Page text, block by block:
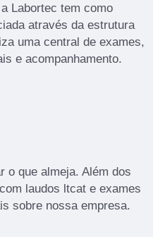
Labortec tem como
através da estrutura
uma central de exames,
e acompanhamento.
o que almeja. Além dos
laudos ltcat e exames
sobre nossa empresa.